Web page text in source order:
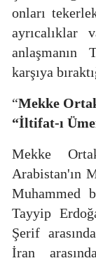
onları
karşıya
“Mekke
“İltifat-ı
Mekke
Arabistan'ın
Muhammed
Tayyip
Şerif
İran